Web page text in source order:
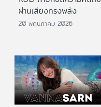
ผ่านเสียงทรงพลัง
20 พฤษภาคม 2026